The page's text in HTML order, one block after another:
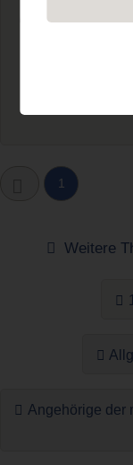
Unterschiede
1
Weitere
Angehörige der